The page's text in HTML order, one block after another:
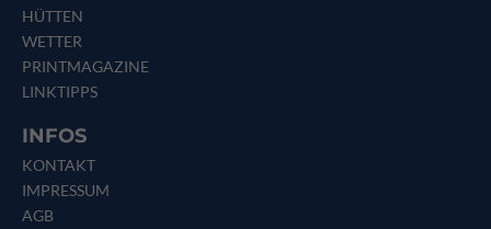
HÜTTEN
WETTER
PRINTMAGAZINE
LINKTIPPS
INFOS
KONTAKT
IMPRESSUM
AGB